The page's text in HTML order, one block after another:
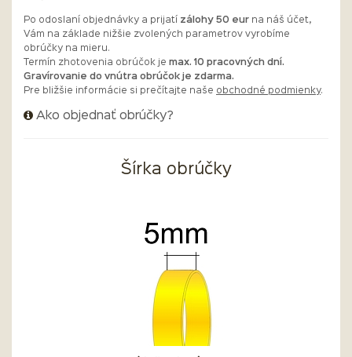
Po odoslaní objednávky a prijatí zálohy 50 eur na náš účet,
Vám na základe nižšie zvolených parametrov vyrobíme
obrúčky na mieru.
Termín zhotovenia obrúčok je max. 10 pracovných dní.
Gravírovanie do vnútra obrúčok je zdarma.
Pre bližšie informácie si prečítajte naše obchodné podmienky.
Ako objednať obrúčky?
Šírka obrúčky